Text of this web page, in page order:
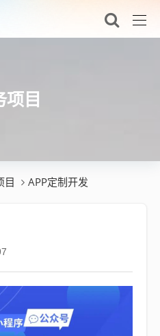
项目
目 APP定制开发